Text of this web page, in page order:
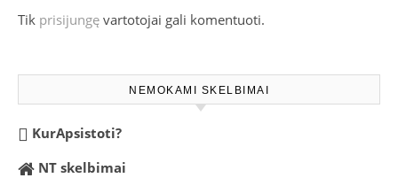
Tik prisijungę vartotojai gali komentuoti.
NEMOKAMI SKELBIMAI
KurApsistoti?
NT skelbimai